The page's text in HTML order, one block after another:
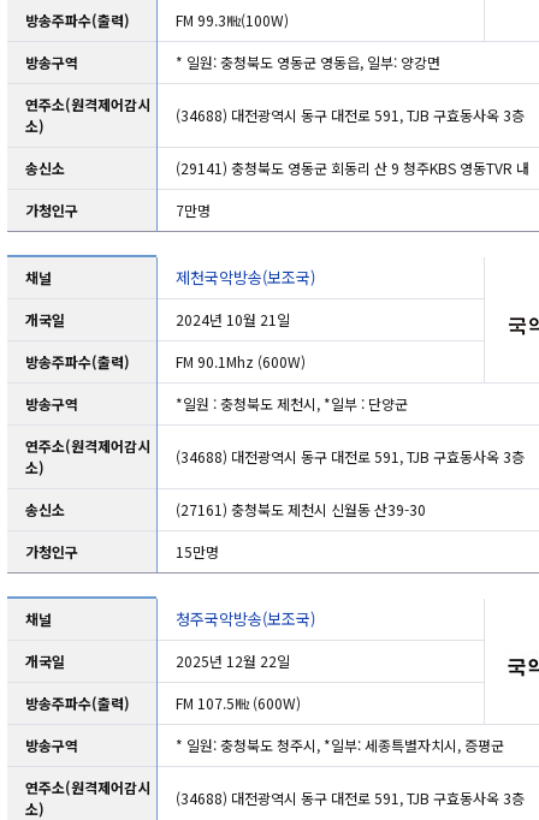
방송주파수(출력) FM 99.3㎒(100W)
방송구역 * 일원: 충청북도 영동군 영동읍, 일부: 양강면
연주소(원격제어감시
소)
(34688) 대전광역시 동구 대전로 591, TJB 구효동사옥 3층
송신소 (29141) 충청북도 영동군 회동리 산 9 청주KBS 영동TVR 내
가청인구 7만명
채널 제천국악방송(보조국)
개국일 2024년 10월 21일
방송주파수(출력) FM 90.1Mhz (600W)
방송구역 *일원 : 충청북도 제천시, *일부 : 단양군
연주소(원격제어감시
소)
(34688) 대전광역시 동구 대전로 591, TJB 구효동사옥 3층
송신소 (27161) 충청북도 제천시 신월동 산39-30
가청인구 15만명
채널 청주국악방송(보조국)
개국일 2025년 12월 22일
방송주파수(출력) FM 107.5㎒ (600W)
방송구역 * 일원: 충청북도 청주시, *일부: 세종특별자치시, 증평군
연주소(원격제어감시
소)
(34688) 대전광역시 동구 대전로 591, TJB 구효동사옥 3층